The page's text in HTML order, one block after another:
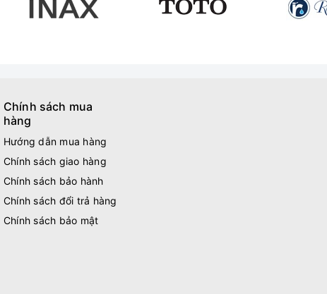
Chính sách mua
hàng
Hướng dẫn mua hàng
Chính sách giao hàng
Chính sách bảo hành
Chính sách đổi trả hàng
Chính sách bảo mật